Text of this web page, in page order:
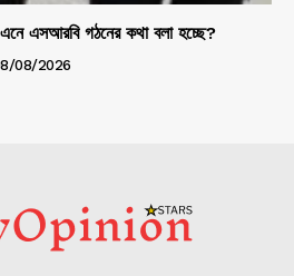
এসআরবি গঠনের কথা বলা হচ্ছে?
08/2026